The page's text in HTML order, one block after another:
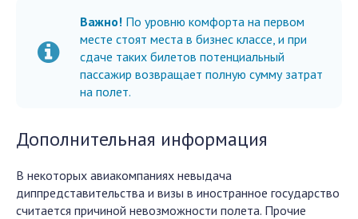
Важно! По уровню комфорта на первом
месте стоят места в бизнес классе, и при
сдаче таких билетов потенциальный
пассажир возвращает полную сумму затрат
на полет.
Дополнительная информация
В некоторых авиакомпаниях невыдача
диппредставительства и визы в иностранное государство
считается причиной невозможности полета. Прочие